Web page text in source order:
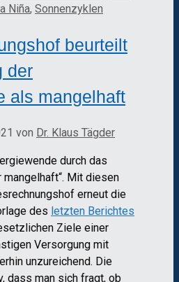
Niña, Sonnenzyklen
beurteilt
der
als mangelhaft
von Dr. Klaus Tägder
durch das
Mit diesen
erneut die
des letzten Berichtes
Ziele einer
Versorgung mit
unzureichend. Die
dass man sich fragt, ob